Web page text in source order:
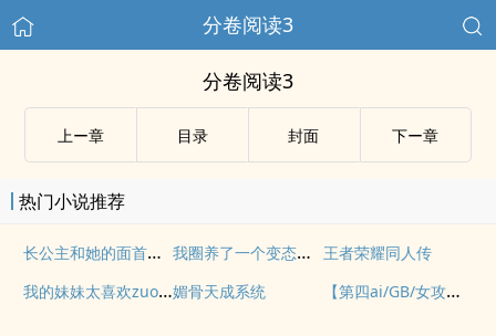
分卷阅读3
分卷阅读3
上ー章 目录 封面 下ー章
热门小说推荐
长公主和她的面首们（NP辣H） 我圈养了一个变态杀手（GB） 王者荣耀同人传
我的妹妹太喜欢zuoai了怎么办媚骨天成系统 【第四ai/GB/女攻】变态女杀手的jiao软哥哥